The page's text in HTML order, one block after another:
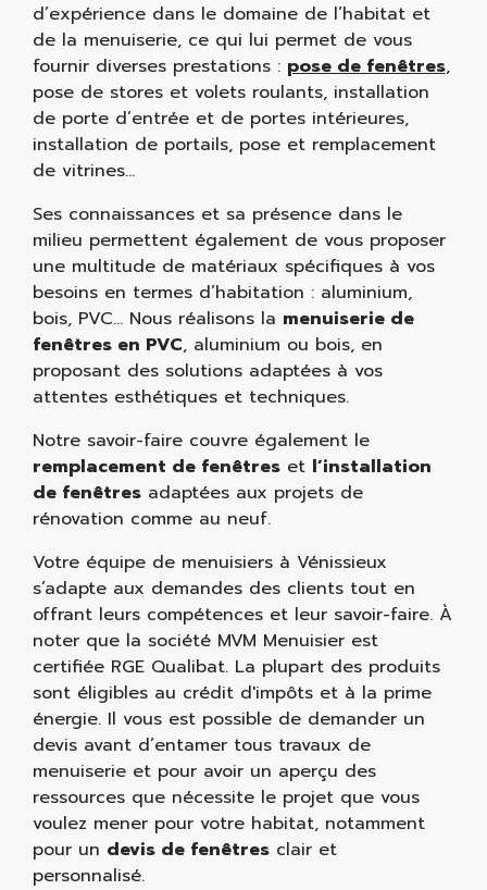
d’expérience dans le domaine de l’habitat et
de la menuiserie, ce qui lui permet de vous
fournir diverses prestations : pose de fenêtres,
pose de stores et volets roulants, installation
de porte d’entrée et de portes intérieures,
installation de portails, pose et remplacement
de vitrines…
Ses connaissances et sa présence dans le
milieu permettent également de vous proposer
une multitude de matériaux spécifiques à vos
besoins en termes d’habitation : aluminium,
bois, PVC… Nous réalisons la menuiserie de
fenêtres en PVC, aluminium ou bois, en
proposant des solutions adaptées à vos
attentes esthétiques et techniques.
Notre savoir-faire couvre également le
remplacement de fenêtreset l’installation
de fenêtresadaptées aux projets de
rénovation comme au neuf.
Votre équipe de menuisiers à Vénissieux
s’adapte aux demandes des clients tout en
offrant leurs compétences et leur savoir-faire. À
noter que la société MVM Menuisier est
certifiée RGE Qualibat. La plupart des produits
sont éligibles au crédit d'impôts et à la prime
énergie. Il vous est possible de demander un
devis avant d’entamer tous travaux de
menuiserie et pour avoir un aperçu des
ressources que nécessite le projet que vous
voulez mener pour votre habitat, notamment
pour un devis de fenêtresclair et
personnalisé.